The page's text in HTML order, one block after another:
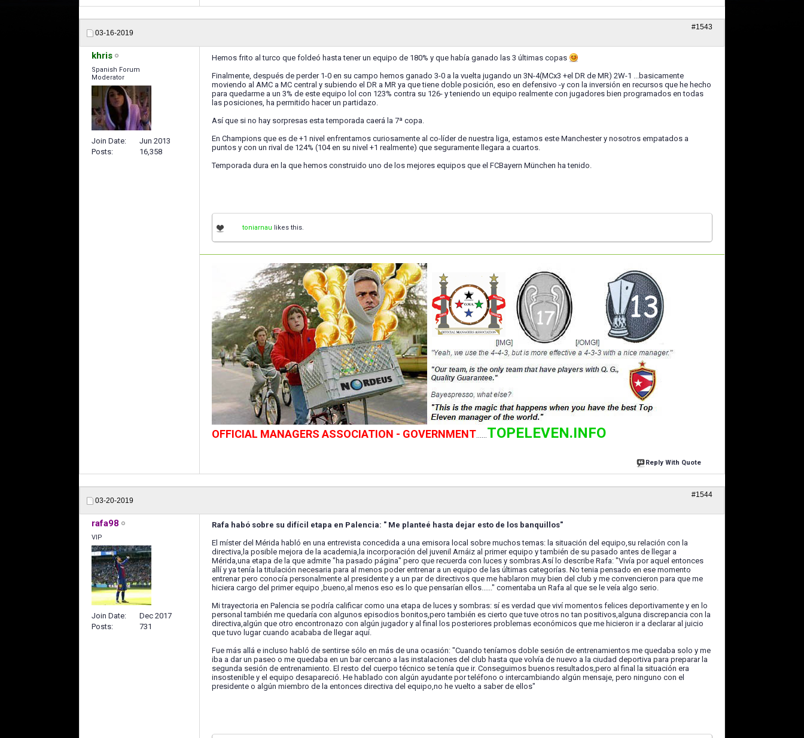
03-16-2019
#1543
khris
Spanish Forum
Moderator
Join Date
Jun 2013
Posts
16,358
Hemos frito al turco que foldeó hasta tener un equipo de 180% y que había ganado las 3 últimas copas
Finalmente, después de perder 1-0 en su campo hemos ganado 3-0 a la vuelta jugando un 3N-4(MCx3 +el DR de MR) 2W-1 ...basicamente
moviendo al AMC a MC central y subiendo el DR a MR ya que tiene doble posición, eso en defensivo -y con la inversión en recursos que he hecho
para quedarme a un 3% de este equipo lol con 123% contra su 126- y teniendo un equipo realmente con jugadores bien programados en todas
las posiciones, ha permitido hacer un partidazo.
Así que si no hay sorpresas esta temporada caerá la 7ª copa.
En Champions que es de +1 nivel enfrentamos curiosamente al co-líder de nuestra liga, estamos este Manchester y nosotros empatados a
puntos y con un rival de 124% (104 en su nivel +1 realmente) que seguramente llegara a cuartos.
Temporada dura en la que hemos construido uno de los mejores equipos que el FCBayern München ha tenido.
toniarnau likes this.
OFFICIAL MANAGERS ASSOCIATION - GOVERNMENT TOPELEVEN.INFO
Reply With Quote
03-20-2019
#1544
rafa98
VIP
Join Date
Dec 2017
Posts
731
Rafa habó sobre su difícil etapa en Palencia: " Me planteé hasta dejar esto de los banquillos"
El míster del Mérida habló en una entrevista concedida a una emisora local sobre muchos temas: la situación del equipo,su relación con la
directiva,la posible mejora de la academia,la incorporación del juvenil Arnáiz al primer equipo y también de su pasado antes de llegar a
Mérida,una etapa de la que admite "ha pasado página" pero que recuerda con luces y sombras.Así lo describe Rafa: "Vivía por aquel entonces
allí y ya tenía la titulación necesaria para al menos poder entrenar a un equipo de las últimas categorías. No tenia pensado en ese momento
entrenar pero conocía personalmente al presidente y a un par de directivos que me hablaron muy bien del club y me convencieron para que me
hiciera cargo del primer equipo ,bueno,al menos eso es lo que pensarían ellos......" comentaba un Rafa al que se le veía algo serio.
Mi trayectoria en Palencia se podría calificar como una etapa de luces y sombras: sí es verdad que viví momentos felices deportivamente y en lo
personal también me quedaría con algunos episodios bonitos,pero también es cierto que tuve otros no tan positivos,alguna discrepancia con la
directiva,algún que otro encontronazo con algún jugador y al final los posteriores problemas económicos que me hicieron ir a declarar al juicio
que tuvo lugar cuando acababa de llegar aquí.
Fue más allá e incluso habló de sentirse sólo en más de una ocasión: "Cuando teníamos doble sesión de entrenamientos me quedaba solo y me
iba a dar un paseo o me quedaba en un bar cercano a las instalaciones del club hasta que volvía de nuevo a la ciudad deportiva para preparar la
segunda sesión de entrenamiento. El resto del cuerpo técnico se tenía que ir. Conseguimos buenos resultados,pero al final la situación era
insostenible y el equipo desapareció. He hablado con algún ayudante por teléfono o intercambiando algún mensaje, pero ninguno con el
presidente o algún miembro de la entonces directiva del equipo,no he vuelto a saber de ellos"